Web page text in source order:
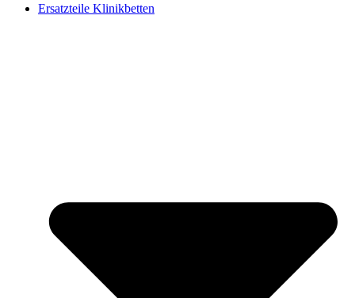
Ersatzteile Klinikbetten